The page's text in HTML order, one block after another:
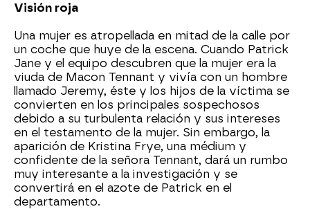
Visión roja
Una mujer es atropellada en mitad de la calle por
un coche que huye de la escena. Cuando Patrick
Jane y el equipo descubren que la mujer era la
viuda de Macon Tennant y vivía con un hombre
llamado Jeremy, éste y los hijos de la víctima se
convierten en los principales sospechosos
debido a su turbulenta relación y sus intereses
en el testamento de la mujer. Sin embargo, la
aparición de Kristina Frye, una médium y
confidente de la señora Tennant, dará un rumbo
muy interesante a la investigación y se
convertirá en el azote de Patrick en el
departamento.